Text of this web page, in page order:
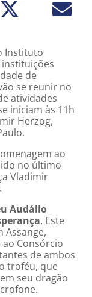
Instituto
de
se reunir no
atividades
iniciam às 11h
Herzog,
ao
no último
Vladimir
Audálio
. Este
Assange,
Consórcio
de ambos
troféu, que
seu dragão